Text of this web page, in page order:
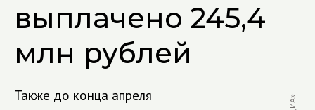
выплачено 245,4
млн рублей
Также до конца апреля